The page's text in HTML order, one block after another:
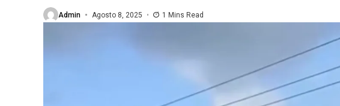
Admin Agosto 8, 2025 1 Mins Read